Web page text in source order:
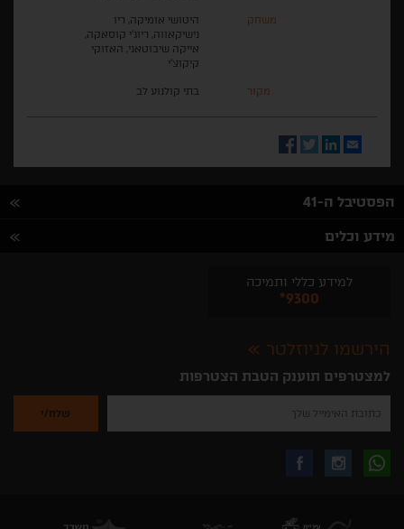
משחק
היטושי אומיקה, ריו
נישיקאווה, ריוג'י קוסאקה,
אייקה שיבוטאני, האזוקי
קיקוצ'י
מקור בתי קולנוע לב
Email
LinkedIn
Twitter
Facebook
הפסטיבל ה-41
מידע וכלים
למידע כללי ותמיכה
*9300
הירשמו לניוזלטר
למצטרפים תוענק הטבת הצטרפות
להזין
שלך
לקבלת
באינסטגרם
עקבו
בפייסבוק